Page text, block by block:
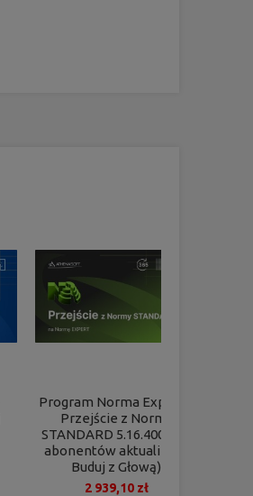
Program Norma Expert –
Przejście z Normy
STANDARD 5.16.400 (Dla
abonentów aktualizacji
Buduj z Głową)
2 939,10 zł